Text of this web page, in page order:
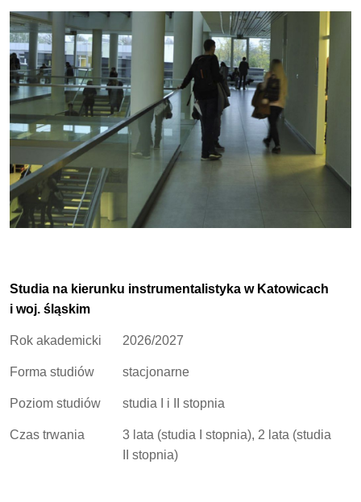
Studia na kierunku instrumentalistyka w Katowicach
i woj. śląskim
Rok akademicki 2026/2027
Forma studiów stacjonarne
Poziom studiów studia I i II stopnia
Czas trwania
3 lata (studia I stopnia), 2 lata (studia
II stopnia)